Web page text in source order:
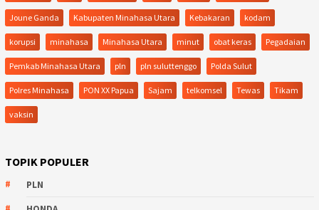
Joune Ganda Kabupaten Minahasa Utara Kebakaran kodam
korupsi minahasa Minahasa Utara minut obat keras Pegadaian
Pemkab Minahasa Utara pln pln suluttenggo Polda Sulut
Polres Minahasa PON XX Papua Sajam telkomsel Tewas Tikam
vaksin
TOPIK POPULER
PLN